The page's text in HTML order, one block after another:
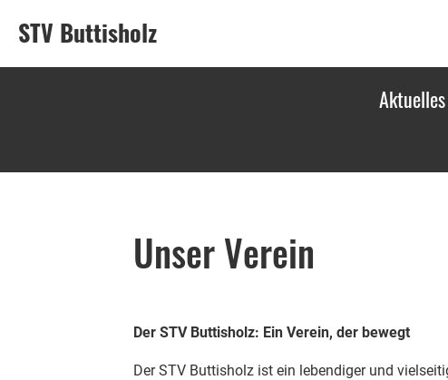
STV Buttisholz
Aktuelles
Unser Verein
Der STV Buttisholz: Ein Verein, der bewegt
Der STV Buttisholz ist ein lebendiger und